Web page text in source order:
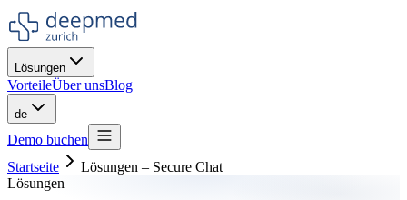
Lösungen
VorteileÜber unsBlog
de
Demo buchen
Startseite
Lösungen – Secure Chat
Lösungen